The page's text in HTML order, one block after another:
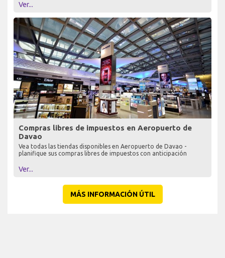
Ver...
Compras libres de impuestos en Aeropuerto de
Davao
Vea todas las tiendas disponibles en Aeropuerto de Davao -
planifique sus compras libres de impuestos con anticipación
Ver...
MÁS INFORMACIÓN ÚTIL